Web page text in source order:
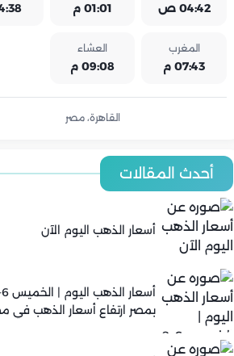
04:42 ص 01:01 م
المغرب
07:43 م
العشاء
09:08 م
القاهرة، مصر
أحدث المقالات
أسعار الذهب اليوم الآن
بمصر ارتفاع أسعار الذهب في